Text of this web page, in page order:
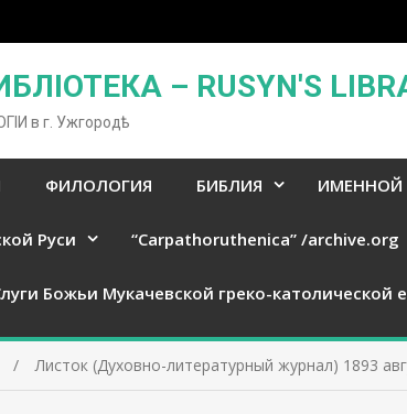
– RUSYN'S
в г. Ужгородѣ
ФИЛОЛОГИЯ БИБЛИЯ ИМЕННОЙ
Руси “Carpathoruthenica” /archive.org
Божьи Мукачевской греко-
Листок (Духовно-литературный журнал) 1893